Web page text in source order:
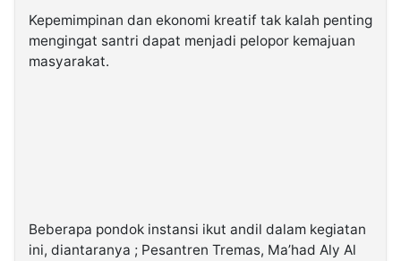
Kepemimpinan dan ekonomi kreatif tak kalah penting
mengingat santri dapat menjadi pelopor kemajuan
masyarakat.
Beberapa pondok instansi ikut andil dalam kegiatan
ini, diantaranya ; Pesantren Tremas, Ma’had Aly Al